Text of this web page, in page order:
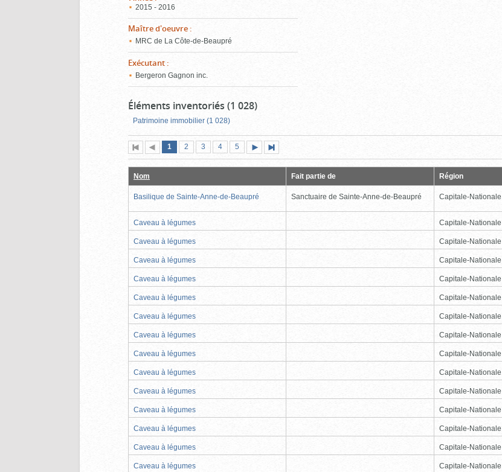
2015 - 2016
Maître d'oeuvre :
MRC de La Côte-de-Beaupré
Exécutant :
Bergeron Gagnon inc.
Éléments inventoriés (1 028)
Patrimoine immobilier (1 028)
Première
page
Page
précédente
Page
1 (page
actuelle)
Page
2 Page
3 Page
4 Page
5
suivante
page
Nom Fait partie de Région
Basilique de Sainte-Anne-de-Beaupré Sanctuaire de Sainte-Anne-de-Beaupré Capitale-Nationale
Caveau à légumes Capitale-Nationale
Caveau à légumes Capitale-Nationale
Caveau à légumes Capitale-Nationale
Caveau à légumes Capitale-Nationale
Caveau à légumes Capitale-Nationale
Caveau à légumes Capitale-Nationale
Caveau à légumes Capitale-Nationale
Caveau à légumes Capitale-Nationale
Caveau à légumes Capitale-Nationale
Caveau à légumes Capitale-Nationale
Caveau à légumes Capitale-Nationale
Caveau à légumes Capitale-Nationale
Caveau à légumes Capitale-Nationale
Caveau à légumes Capitale-Nationale